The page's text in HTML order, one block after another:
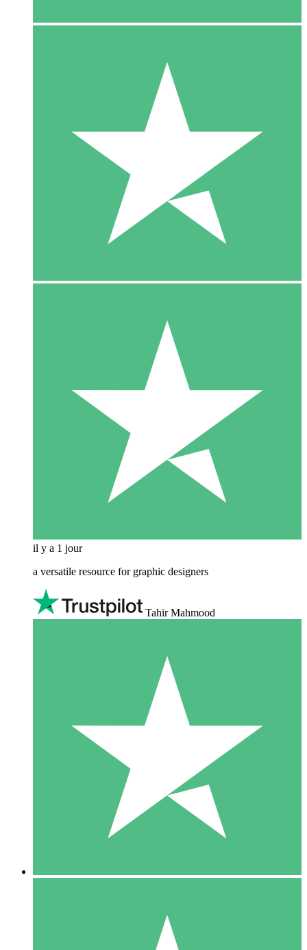
il y a 1 jour
a versatile resource for graphic designers
Tahir Mahmood